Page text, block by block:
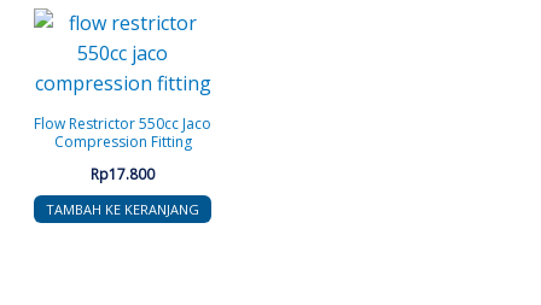
Flow Restrictor 550cc Jaco
Compression Fitting
Rp17.800
TAMBAH KE KERANJANG